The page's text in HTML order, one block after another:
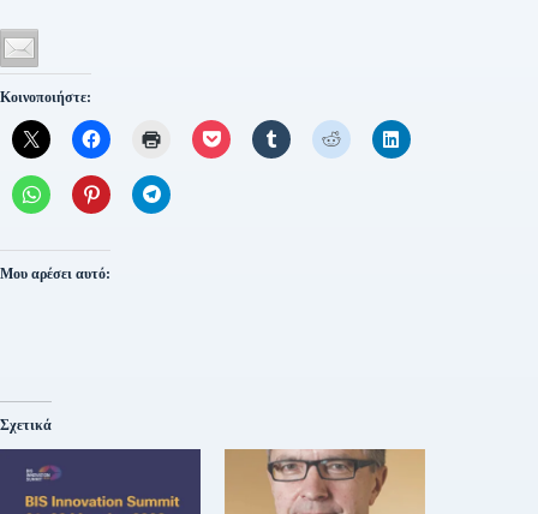
Κοινοποιήστε:
Μου αρέσει αυτό:
Σχετικά